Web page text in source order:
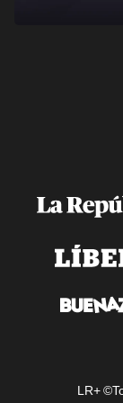
LR+